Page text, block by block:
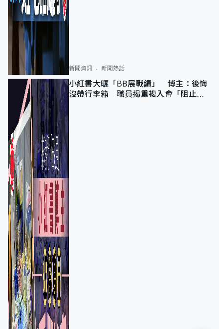
新聞資訊 新聞熱話
小紅書大曬「BB展戰績」 博主：後悔
沒帶行李箱 職員揭重複入會「阻止唔